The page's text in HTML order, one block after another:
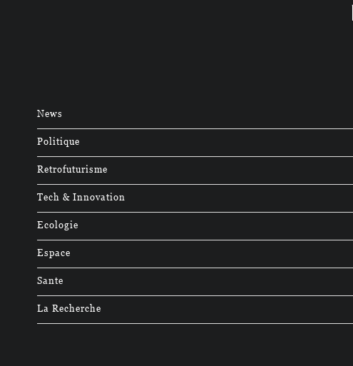
News
Politique
Retrofuturisme
Tech & Innovation
Ecologie
Espace
Sante
La Recherche